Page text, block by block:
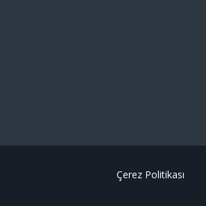
Çerez Politikası